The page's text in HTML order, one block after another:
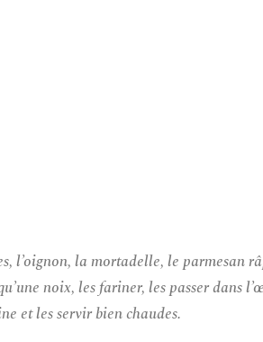
l’oignon, la mortadelle, le parmesan
noix, les fariner, les passer dans
et les servir bien chaudes.